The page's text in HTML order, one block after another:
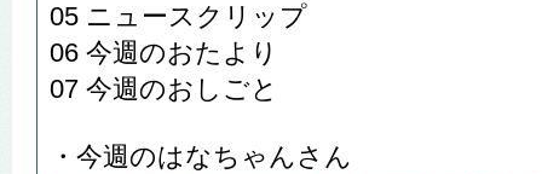
05 ニュースクリップ
06 今週のおたより
07 今週のおしごと
・今週のはなちゃんさん